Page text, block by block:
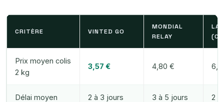
CRITÈRE VINTED GO
MONDIAL
RELAY
LA
Prix moyen colis
2 kg
3,57 € 4,80 €
Délai moyen
2 à 3 jours
3 à 5 jours
2 à